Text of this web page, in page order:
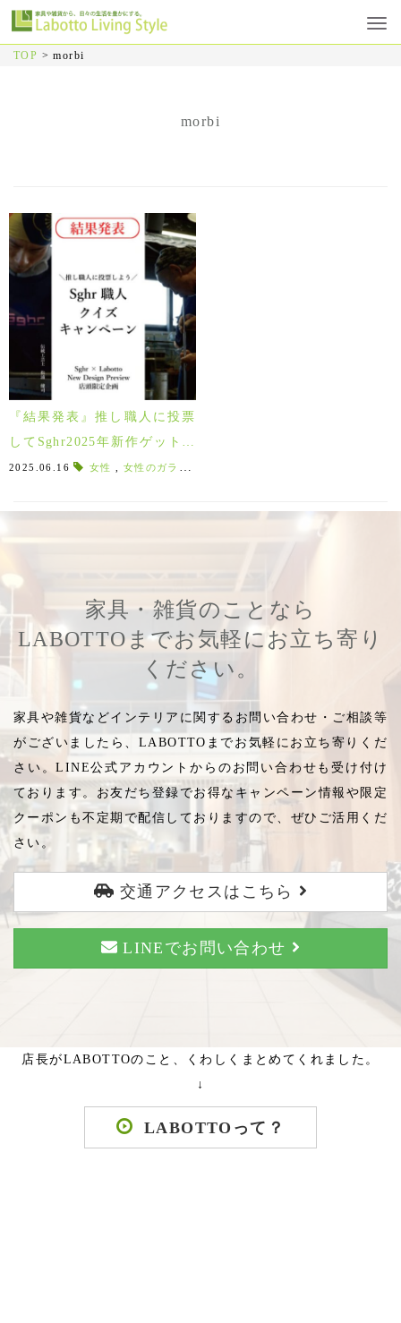
TOP >morbi
morbi
『結果発表』推し職人に投票
してSghr2025年新作ゲット！
Sghr 職人クイズキャンペーン
2025.06.16 女性 女性のガラス職人
家具・雑貨のことなら
LABOTTOまでお気軽にお立ち寄り
ください。
家具や雑貨などインテリアに関するお問い合わせ・ご相談等
がございましたら、LABOTTOまでお気軽にお立ち寄りくだ
さい。LINE公式アカウントからのお問い合わせも受け付け
ております。お友だち登録でお得なキャンペーン情報や限定
クーポンも不定期で配信しておりますので、ぜひご活用くだ
さい。
交通アクセスはこちら
LINEでお問い合わせ
店長がLABOTTOのこと、くわしくまとめてくれました。
↓
LABOTTOって？